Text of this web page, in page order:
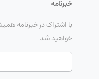
خبرنامه
با اشتراک در خبرنامه
خواهید شد